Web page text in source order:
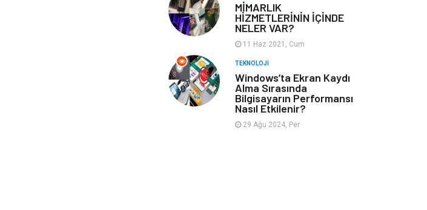
Cam Bilişim
Telekomünikasyon
Dernekler ve
Kiralama
Servisleri
Markalar
MİMARLIK
HİZMETLERİNİN İÇİNDE
NELER VAR?
11 Haz 2021, Cum
TEKNOLOJI
Windows’ta Ekran Kaydı
Alma Sırasında
Bilgisayarın Performansı
Nasıl Etkilenir?
29 Ağu 2024, Per